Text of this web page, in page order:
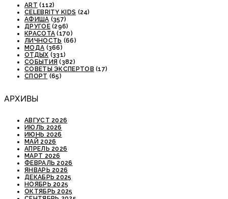
ART (112)
CELEBRITY KIDS (24)
АФИША (357)
ДРУГОЕ(296)
КРАСОТА (170)
ЛИЧНОСТЬ (66)
МОДА (366)
ОТДЫХ (331)
СОБЫТИЯ (382)
СОВЕТЫ ЭКСПЕРТОВ (17)
СПОРТ (65)
АРХИВЫ
АВГУСТ 2026
ИЮЛЬ 2026
ИЮНЬ 2026
МАЙ 2026
АПРЕЛЬ 2026
МАРТ 2026
ФЕВРАЛЬ 2026
ЯНВАРЬ 2026
ДЕКАБРЬ 2025
НОЯБРЬ 2025
ОКТЯБРЬ 2025